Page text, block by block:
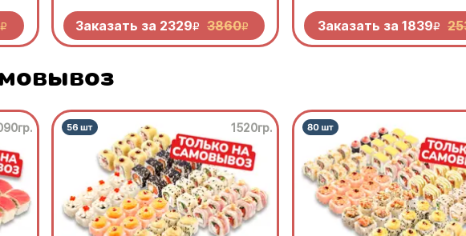
R Заказать за 2329R 3860R Заказать за 1839R
1520гр.